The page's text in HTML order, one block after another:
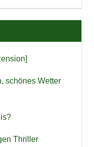
schönes Wetter
Thriller